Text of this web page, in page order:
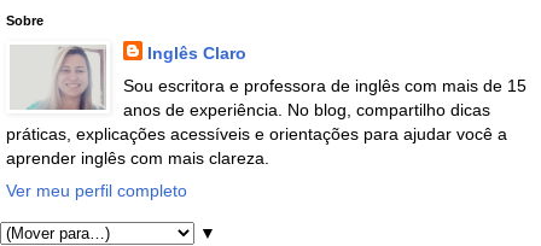
Sobre
Inglês Claro
Sou escritora e professora de inglês com mais de 15
anos de experiência. No blog, compartilho dicas
práticas, explicações acessíveis e orientações para ajudar você a
aprender inglês com mais clareza.
Ver meu perfil completo
▼